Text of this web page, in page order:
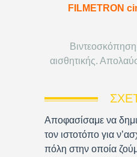
FILMETRON
αισθητικής.
Αποφασίσαμε να
τον ιστοτόπο για
πόλη στην οποία